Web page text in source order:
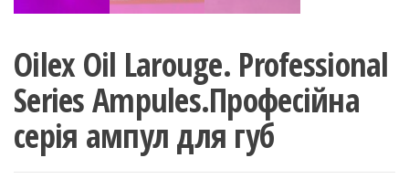
Oilex Oil Larouge. Professional
Series Ampules.Професійна
серія ампул для губ